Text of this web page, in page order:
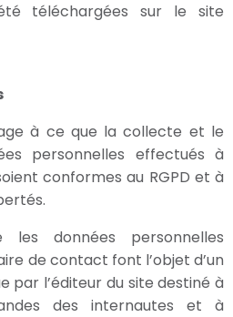
téléchargées sur le site
à ce que la collecte et le
personnelles effectués à
conformes au RGPD et à
données personnelles
de contact font l’objet d’un
par l’éditeur du site destiné à
des internautes et à